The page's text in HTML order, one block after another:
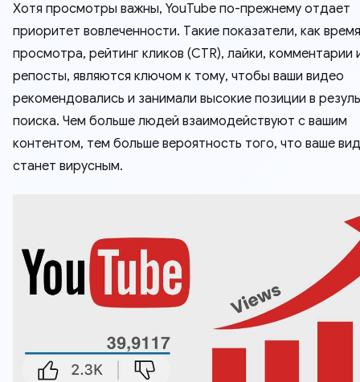
Хотя просмотры важны, YouTube по-прежнему отдает
приоритет вовлеченности. Такие показатели, как время
просмотра, рейтинг кликов (CTR), лайки, комментарии
репосты, являются ключом к тому, чтобы ваши видео
рекомендовались и занимали высокие позиции в
поиска. Чем больше людей взаимодействуют с вашим
контентом, тем больше вероятность того, что ваше
станет вирусным.